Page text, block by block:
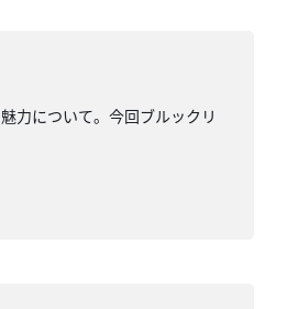
力について。今回ブルックリ